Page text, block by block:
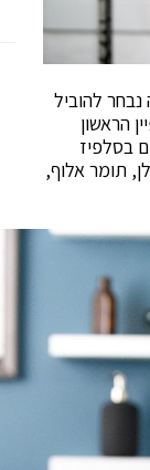
להוביל
הראשון
בסלפיז
תומר אלוף,